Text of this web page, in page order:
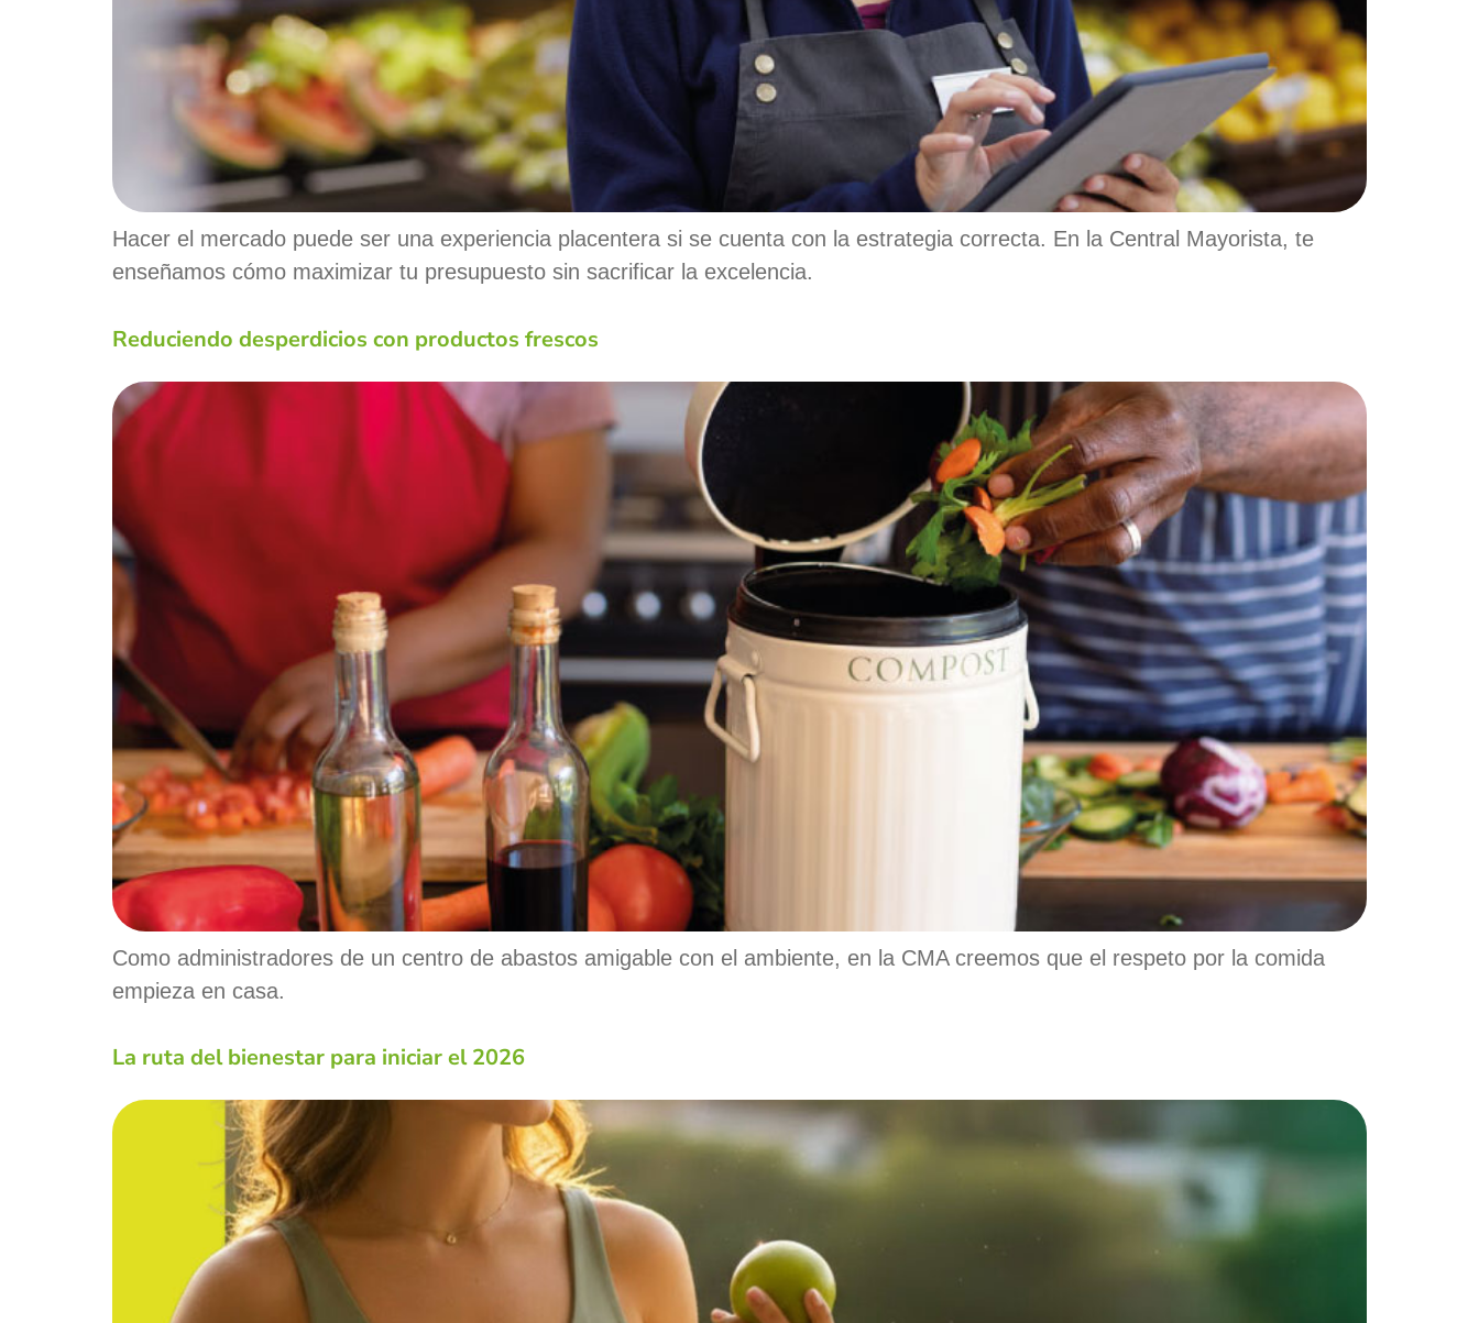
Hacer el mercado puede ser una experiencia placentera si se cuenta con la estrategia correcta. En la Central Mayorista, te
enseñamos cómo maximizar tu presupuesto sin sacrificar la excelencia.
Reduciendo desperdicios con productos frescos
Como administradores de un centro de abastos amigable con el ambiente, en la CMA creemos que el respeto por la comida
empieza en casa.
La ruta del bienestar para iniciar el 2026